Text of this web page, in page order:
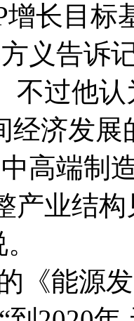
长目标
义告诉
不过他
经济发
端制造
产业结
能源发